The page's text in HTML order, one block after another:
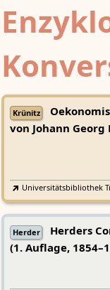
Krünitz
von Johann
Universitätsbibliothek
Herder
Herders
(1. Auflage,